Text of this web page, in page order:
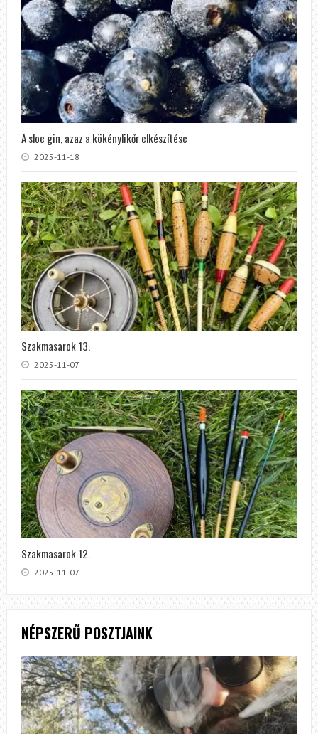
A sloe gin, azaz a kökénylikőr elkészítése
2025-11-18
Szakmasarok 13.
2025-11-07
Szakmasarok 12.
2025-11-07
NÉPSZERŰ POSZTJAINK